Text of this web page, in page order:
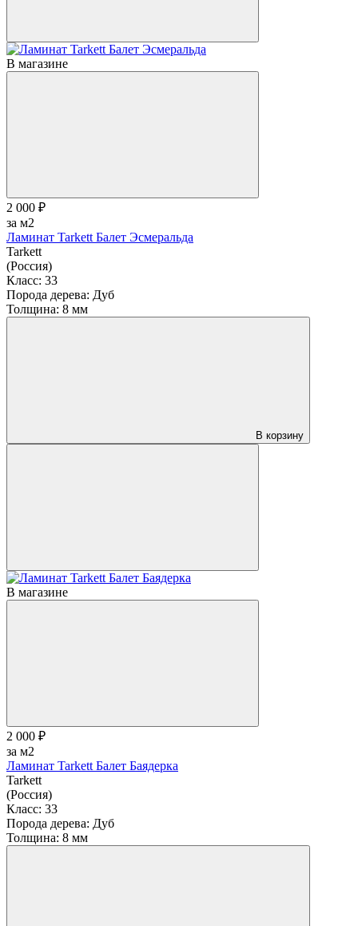
В магазине
2 000 ₽
за м2
Ламинат Tarkett Балет Эсмеральда
Tarkett
(Россия)
Класс: 33
Порода дерева: Дуб
Толщина: 8 мм
В корзину
В магазине
2 000 ₽
за м2
Ламинат Tarkett Балет Баядерка
Tarkett
(Россия)
Класс: 33
Порода дерева: Дуб
Толщина: 8 мм